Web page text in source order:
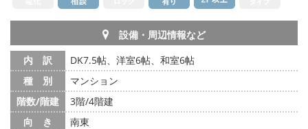
設備・周辺情報など
内 訳
DK7.5帖、洋室6帖、和室6帖
種 別
マンション
階数/階建
3階/4階建
向 き
南東